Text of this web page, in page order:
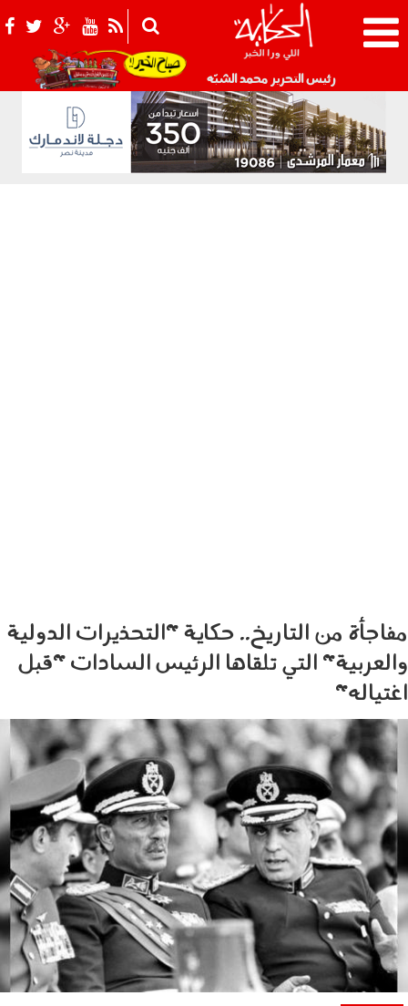
رئيس التحرير محمد الشبّه 021_2.png
مفاجأة من التاريخ.. حكاية "التحذيرات الدولية
والعربية" التي تلقاها الرئيس السادات "قبل
اغتياله"
111005.jpg